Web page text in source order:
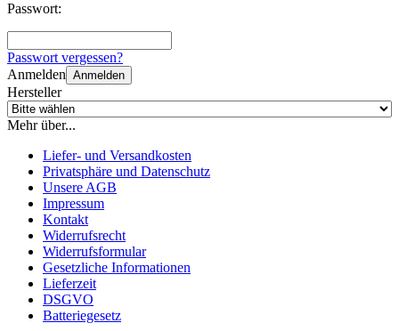
Passwort:
Passwort vergessen?
Anmelden Anmelden
Hersteller
Mehr über...
Liefer- und Versandkosten
Privatsphäre und Datenschutz
Unsere AGB
Impressum
Kontakt
Widerrufsrecht
Widerrufsformular
Gesetzliche Informationen
Lieferzeit
DSGVO
Batteriegesetz